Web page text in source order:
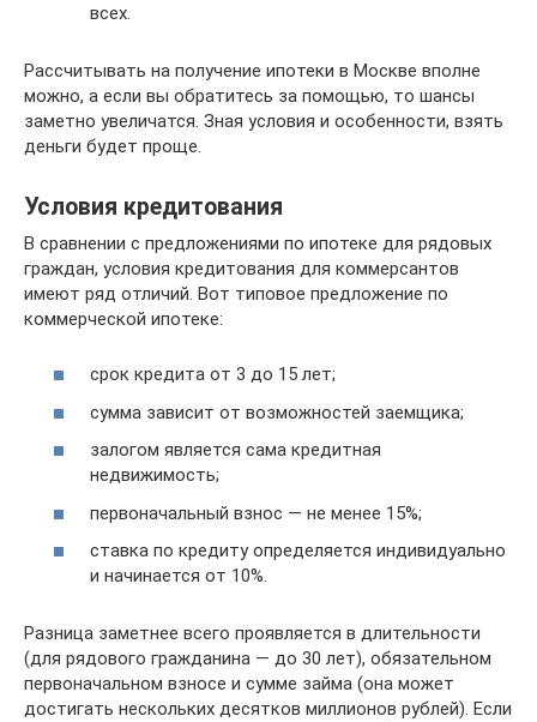
всех.
Рассчитывать на получение ипотеки в Москве вполне
можно, а если вы обратитесь за помощью, то шансы
заметно увеличатся. Зная условия и особенности, взять
деньги будет проще.
Условия кредитования
В сравнении с предложениями по ипотеке для рядовых
граждан, условия кредитования для коммерсантов
имеют ряд отличий. Вот типовое предложение по
коммерческой ипотеке:
срок кредита от 3 до 15 лет;
сумма зависит от возможностей заемщика;
залогом является сама кредитная
недвижимость;
первоначальный взнос — не менее 15%;
ставка по кредиту определяется индивидуально
и начинается от 10%.
Разница заметнее всего проявляется в длительности
(для рядового гражданина — до 30 лет), обязательном
первоначальном взносе и сумме займа (она может
достигать нескольких десятков миллионов рублей). Если